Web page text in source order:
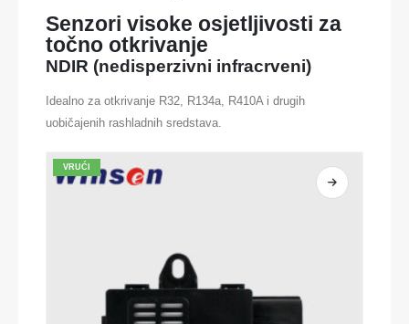
Senzori visoke osjetljivosti za
točno otkrivanje
NDIR (nedisperzivni infracrveni)
Idealno za otkrivanje R32, R134a, R410A i drugih
uobičajenih rashladnih sredstava.
VRUĆI